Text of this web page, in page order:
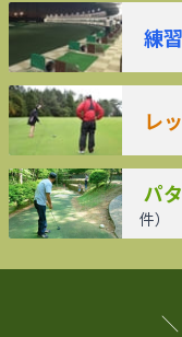
練
レ
パ
件）